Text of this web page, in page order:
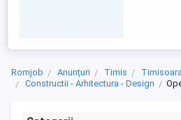
Romjob Anunțuri Timis
Constructii - Arhitectura - Design